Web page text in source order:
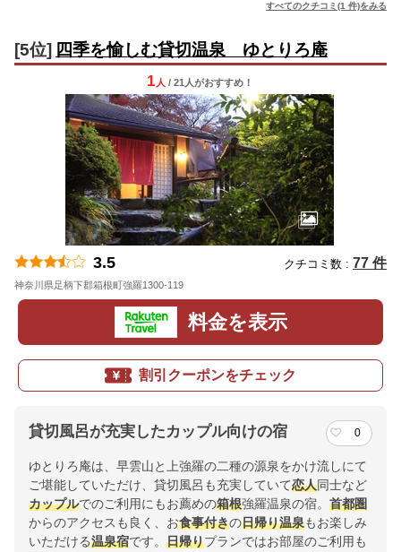
すべてのクチコミ(1 件)をみる
[5位] 四季を愉しむ貸切温泉 ゆとりろ庵
1 人 / 21人がおすすめ！
3.5 クチコミ数 : 77 件
神奈川県足柄下郡箱根町強羅1300-119
料金を表示
割引クーポンをチェック
貸切風呂が充実したカップル向けの宿 0
ゆとりろ庵は、早雲山と上強羅の二種の源泉をかけ流しにて
ご堪能していただけ、貸切風呂も充実していて恋人同士など
カップルでのご利用にもお薦めの箱根強羅温泉の宿。 首都圏
からのアクセスも良く、お食事付きの日帰り温泉もお楽しみ
いただける温泉宿です。 日帰りプランではお部屋のご利用も